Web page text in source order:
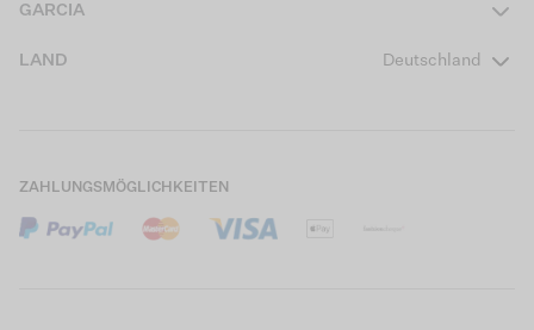
Jungen Teens
GARCIA
Careers
LAND Deutschland
ZAHLUNGSMÖGLICHKEITEN